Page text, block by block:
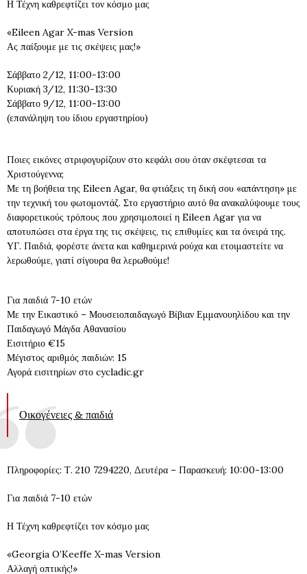
Η Τέχνη καθρεφτίζει τον κόσμο μας
«Eileen Agar X-mas Version
Ας παίξουμε με τις σκέψεις μας!»
Σάββατο 2/12, 11:00-13:00
Κυριακή 3/12, 11:30-13:30
Σάββατο 9/12, 11:00-13:00
(επανάληψη του ίδιου εργαστηρίου)
Ποιες εικόνες στριφογυρίζουν στο κεφάλι σου όταν σκέφτεσαι τα
Χριστούγεννα;
Με τη βοήθεια της Eileen Agar, θα φτιάξεις τη δική σου «απάντηση» με
την τεχνική του φωτομοντάζ. Στο εργαστήριο αυτό θα ανακαλύψουμε τους
διαφορετικούς τρόπους που χρησιμοποιεί η Eileen Agar για να
αποτυπώσει στα έργα της τις σκέψεις, τις επιθυμίες και τα όνειρά της.
ΥΓ. Παιδιά, φορέστε άνετα και καθημερινά ρούχα και ετοιμαστείτε να
λερωθούμε, γιατί σίγουρα θα λερωθούμε!
Για παιδιά 7-10 ετών
Με την Εικαστικό – Μουσειοπαιδαγωγό Βίβιαν Εμμανουηλίδου και την
Παιδαγωγό Μάγδα Αθανασίου
Εισιτήριο €15
Μέγιστος αριθμός παιδιών: 15
Αγορά εισιτηρίων στο cycladic.gr
Οικογένειες & παιδιά
Πληροφορίες: Τ. 210 7294220, Δευτέρα – Παρασκευή: 10:00-13:00
Για παιδιά 7-10 ετών
Η Τέχνη καθρεφτίζει τον κόσμο μας
«Georgia O’Keeffe X-mas Version
Αλλαγή οπτικής!»